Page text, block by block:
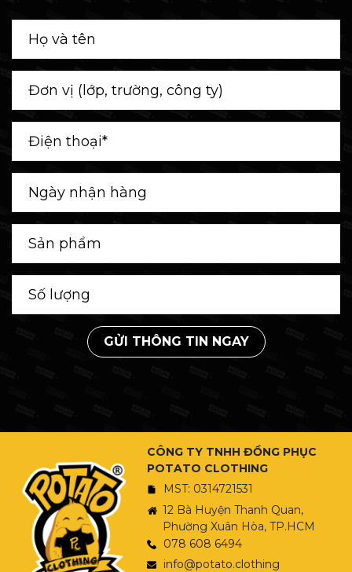
GỬI THÔNG TIN NGAY
CÔNG TY TNHH ĐỒNG PHỤC
POTATO CLOTHING
MST: 0314721531
12 Bà Huyện Thanh Quan,
Phường Xuân Hòa, TP.HCM
078 608 6494
info@potato.clothing